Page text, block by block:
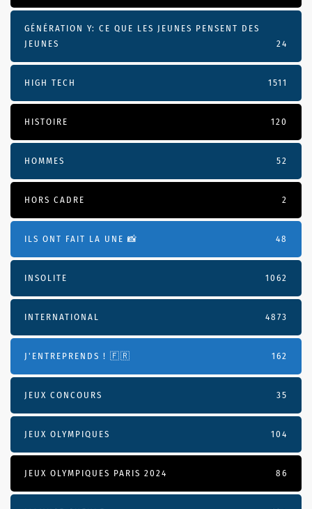
GÉNÉRATION Y: CE QUE LES JEUNES PENSENT DES
JEUNES
24
HIGH TECH 1511
HISTOIRE 120
HOMMES 52
HORS CADRE 2
ILS ONT FAIT LA UNE 📸 48
INSOLITE 1062
INTERNATIONAL 4873
J'ENTREPRENDS ! 🇫🇷 162
JEUX CONCOURS 35
JEUX OLYMPIQUES 104
JEUX OLYMPIQUES PARIS 2024 86